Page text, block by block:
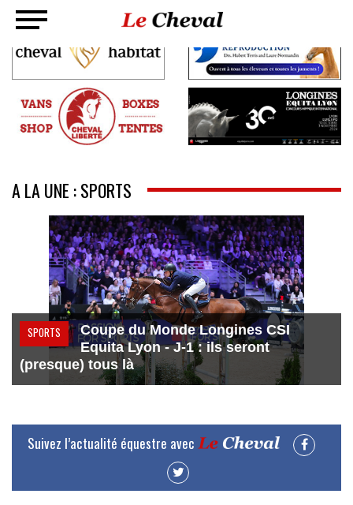
A LA UNE : SPORTS
SPORTS
Coupe du Monde Longines CSI
Equita Lyon - J-1 : ils seront
(presque) tous là
Suivez l’actualité équestre avec